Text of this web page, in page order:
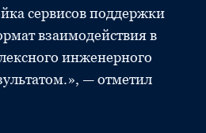
сервисов поддержки
взаимодействия в
инженерного
— отметил